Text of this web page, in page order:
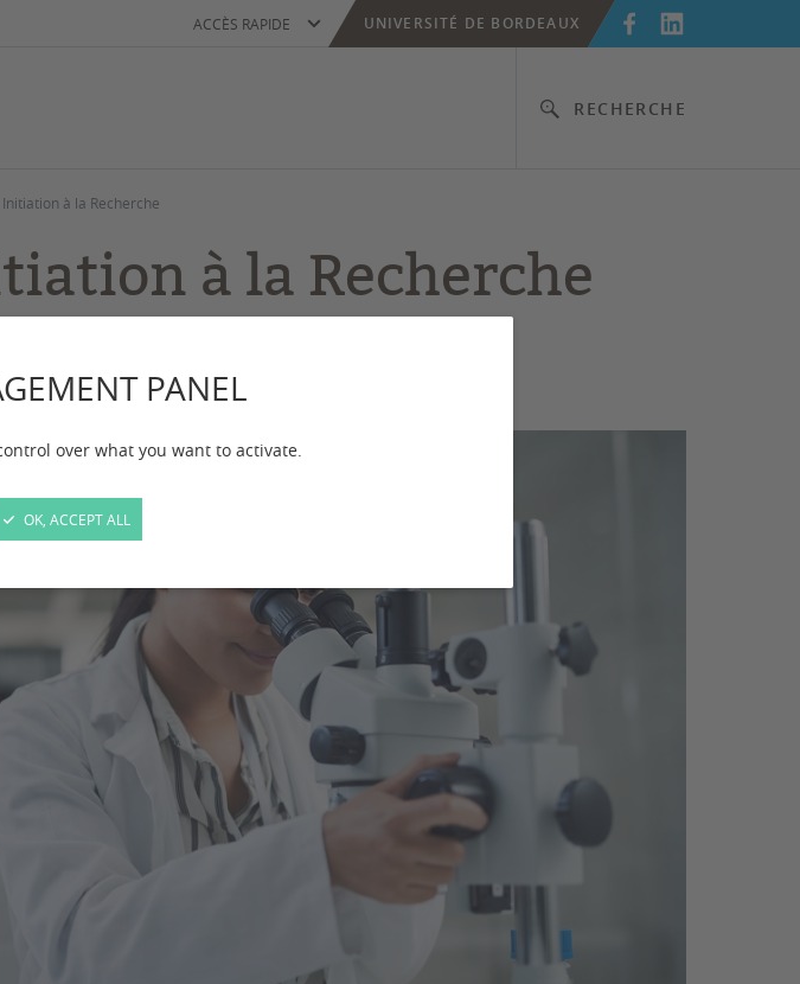
PANEL
over what you want to activate.
OK, ACCEPT ALL
RECHERCHE
ACCÈS RAPIDE UNIVERSITÉ DE BORDEAUX
à la Recherche
à la Recherche